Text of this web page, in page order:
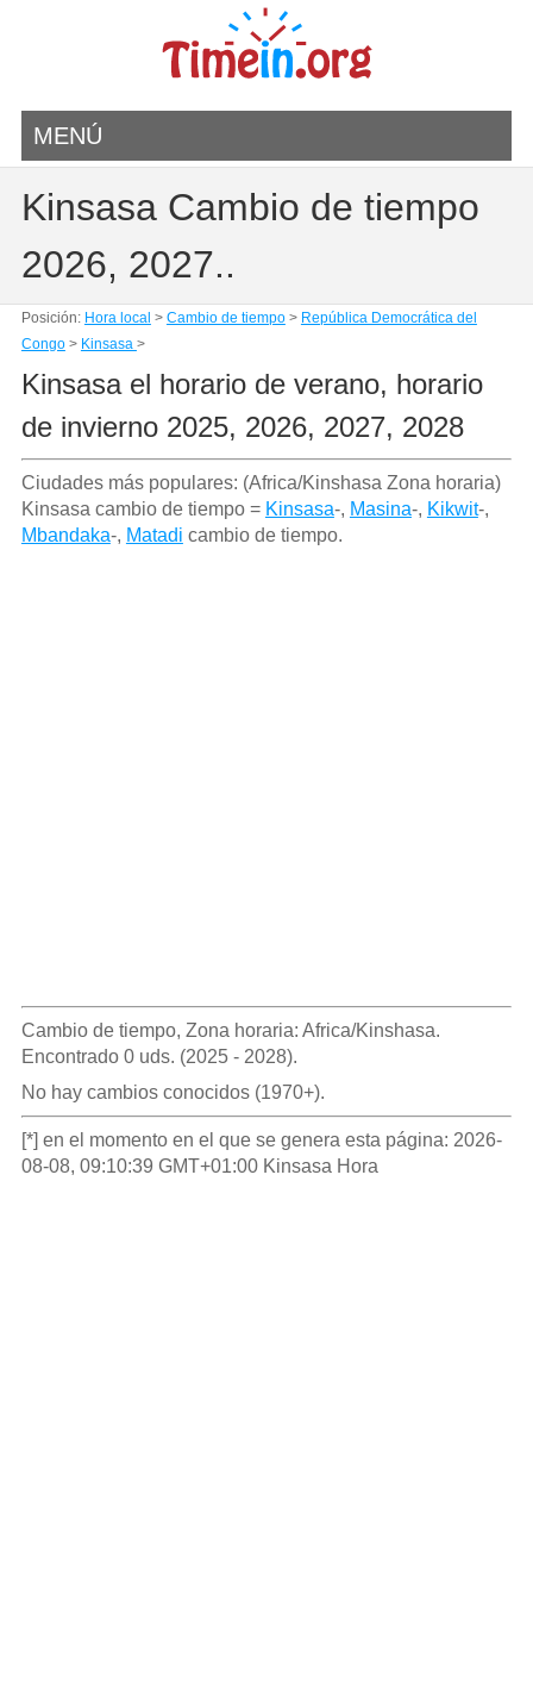
MENÚ
Kinsasa Cambio de tiempo
2026, 2027..
Posición: Hora local > Cambio de tiempo> República Democrática del
Congo> Kinsasa >
Kinsasa el horario de verano, horario
de invierno 2025, 2026, 2027, 2028
Ciudades más populares: (Africa/Kinshasa Zona horaria)
Kinsasa cambio de tiempo = Kinsasa-, Masina-, Kikwit-,
Mbandaka-, Matadi cambio de tiempo.
Cambio de tiempo, Zona horaria: Africa/Kinshasa.
Encontrado 0 uds. (2025 - 2028).
No hay cambios conocidos (1970+).
[*] en el momento en el que se genera esta página: 2026-
08-08, 09:10:39 GMT+01:00 Kinsasa Hora